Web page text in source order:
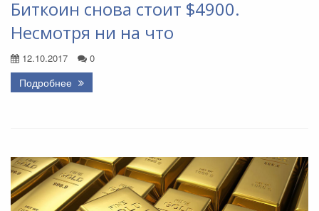
Биткоин снова стоит $4900.
Несмотря ни на что
12.10.2017 0
Подробнее